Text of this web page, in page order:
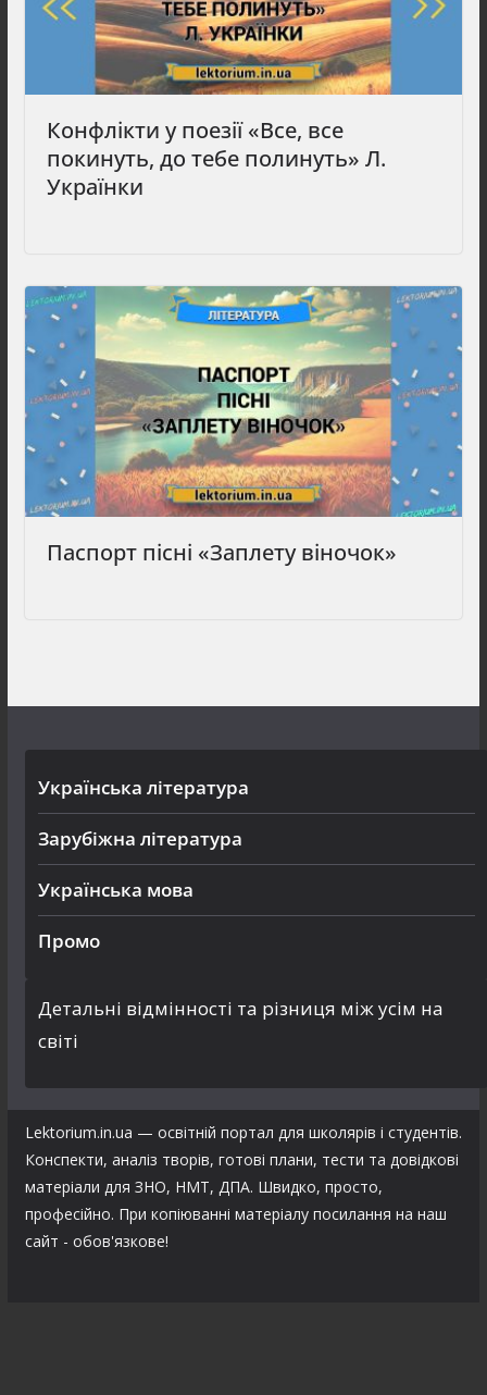
Конфлікти у поезії «Все, все
покинуть, до тебе полинуть» Л.
Українки
Паспорт пісні «Заплету віночок»
Українська література
Зарубіжна література
Українська мова
Промо
Детальні відмінності та різниця між усім на
світі
Lektorium.in.ua — освітній портал для школярів і студентів.
Конспекти, аналіз творів, готові плани, тести та довідкові
матеріали для ЗНО, НМТ, ДПА. Швидко, просто,
професійно. При копіюванні матеріалу посилання на наш
сайт - обов'язкове!